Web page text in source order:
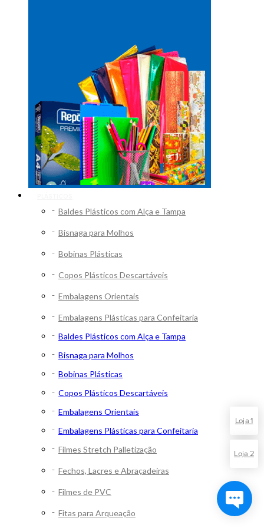
Loja 1
Loja 2
Baldes Plásticos com Alça e Tampa
Bisnaga para Molhos
Bobinas Plásticas
Copos Plásticos Descartáveis
Embalagens Orientais
Embalagens Plásticas para Confeitaria
Baldes Plásticos com Alça e Tampa
Bisnaga para Molhos
Bobinas Plásticas
Copos Plásticos Descartáveis
Embalagens Orientais
Embalagens Plásticas para Confeitaria
Filmes Stretch Palletização
Fechos, Lacres e Abraçadeiras
Filmes de PVC
Fitas para Arqueação